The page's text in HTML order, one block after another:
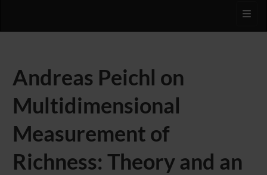
Andreas Peichl on
Multidimensional
Measurement of
Richness: Theory and an